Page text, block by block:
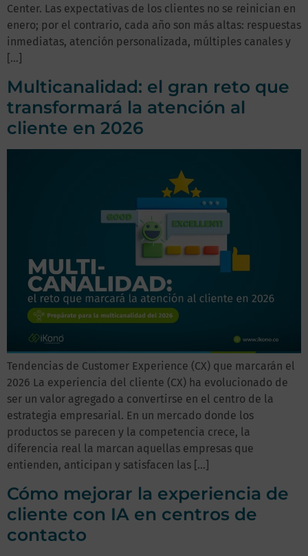
Center. Las expectativas de los clientes no se reinician en
enero; por el contrario, cada año son más altas: respuestas
inmediatas, atención personalizada, múltiples canales y
[…]
Multicanalidad: el gran reto que
transformará la atención al
cliente en 2026
Tendencias de Customer Experience (CX) que marcarán el
2026 La experiencia del cliente (CX) ha evolucionado de
ser un valor agregado a convertirse en el centro de la
estrategia empresarial. En un mercado donde los
productos se parecen y la competencia crece, la
diferencia real la marcan aquellas empresas que
entienden, anticipan y satisfacen las […]
Cómo mejorar la experiencia de
cliente con IA en centros de
contacto